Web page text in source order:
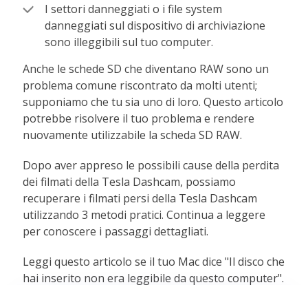
I settori danneggiati o i file system
danneggiati sul dispositivo di archiviazione
sono illeggibili sul tuo computer.
Anche le schede SD che diventano RAW sono un
problema comune riscontrato da molti utenti;
supponiamo che tu sia uno di loro. Questo articolo
potrebbe risolvere il tuo problema e rendere
nuovamente utilizzabile la scheda SD RAW.
Dopo aver appreso le possibili cause della perdita
dei filmati della Tesla Dashcam, possiamo
recuperare i filmati persi della Tesla Dashcam
utilizzando 3 metodi pratici. Continua a leggere
per conoscere i passaggi dettagliati.
Leggi questo articolo se il tuo Mac dice "Il disco che
hai inserito non era leggibile da questo computer".